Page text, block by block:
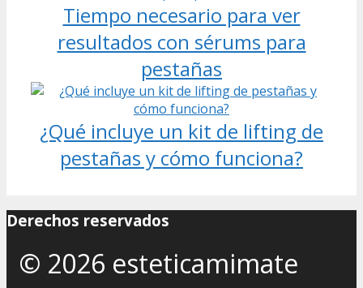
Tiempo necesario para ver
resultados con sérums para
pestañas
¿Qué incluye un kit de lifting de
pestañas y cómo funciona?
Derechos reservados
© 2026 esteticamimate